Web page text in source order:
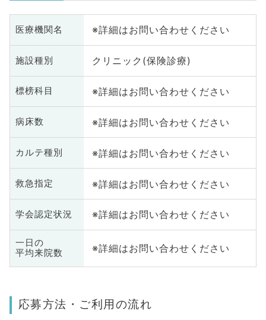
医療機関名 ※詳細はお問い合わせください
施設種別 クリニック(保険診療)
標榜科目 ※詳細はお問い合わせください
病床数 ※詳細はお問い合わせください
カルテ種別 ※詳細はお問い合わせください
救急指定 ※詳細はお問い合わせください
学会認定状況 ※詳細はお問い合わせください
一日の
平均来院数
※詳細はお問い合わせください
応募方法・ご利用の流れ